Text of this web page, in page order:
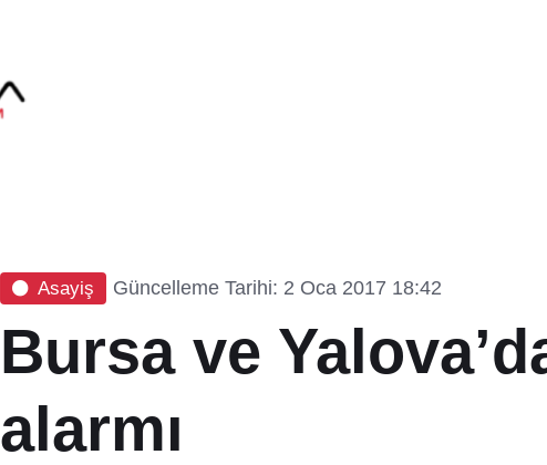
Asayiş Güncelleme Tarihi: 2 Oca 2017 18:42
Bursa ve
alarmı